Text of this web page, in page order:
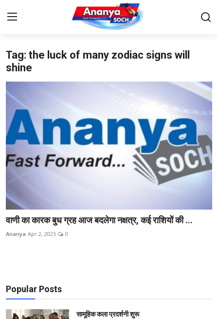
Home
About Us
देश
बिज़नेस
मनोरंजन
शिक्षा
Hindi
Tag: the luck of many zodiac signs will
shine
वाणी का कारक बुध ग्रह आज बदलेगा नक्षत्र, कई राशियों की ...
Ananya Apr 2, 2025 0
Popular Posts
सामूहिक कला प्रदर्शनी शुरू